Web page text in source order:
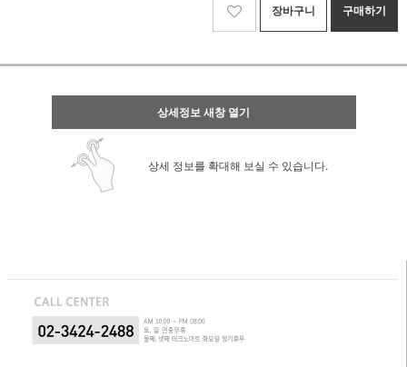
장바구니 구매하기
상세정보 새창 열기
상세 정보를 확대해 보실 수 있습니다.